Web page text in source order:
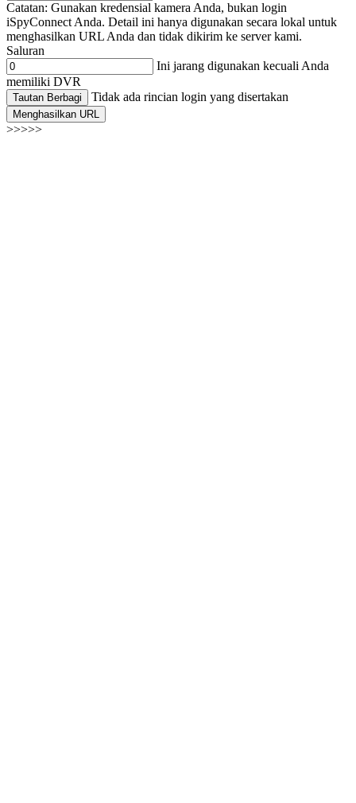
Catatan: Gunakan kredensial kamera Anda, bukan login
iSpyConnect Anda. Detail ini hanya digunakan secara lokal untuk
menghasilkan URL Anda dan tidak dikirim ke server kami.
Saluran
Ini jarang digunakan kecuali Anda
memiliki DVR
Tautan Berbagi Tidak ada rincian login yang disertakan
Menghasilkan URL
>>>>>